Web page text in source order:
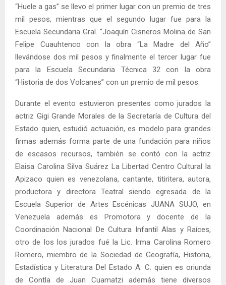
“Huele a gas” se llevo el primer lugar con un premio de tres
mil pesos, mientras que el segundo lugar fue para la
Escuela Secundaria Gral. “Joaquín Cisneros Molina de San
Felipe Cuauhtenco con la obra “La Madre del Año”
llevándose dos mil pesos y finalmente el tercer lugar fue
para la Escuela Secundaria Técnica 32 con la obra
“Historia de dos Volcanes” con un premio de mil pesos.
Durante el evento estuvieron presentes como jurados la
actriz Gigi Grande Morales de la Secretaría de Cultura del
Estado quien, estudió actuación, es modelo para grandes
firmas además forma parte de una fundación para niños
de escasos recursos, también se contó con la actriz
Elaisa Carolina Silva Suárez La Libertad Centro Cultural la
Apizaco quien es venezolana, cantante, titiritera, autora,
productora y directora Teatral siendo egresada de la
Escuela Superior de Artes Escénicas JUANA SUJO, en
Venezuela además es Promotora y docente de la
Coordinación Nacional De Cultura Infantil Alas y Raíces,
otro de los los jurados fué la Lic. Irma Carolina Romero
Romero, miembro de la Sociedad de Geografía, Historia,
Estadística y Literatura Del Estado A. C. quien es oriunda
de Contla de Juan Cuamatzi además tiene diversos